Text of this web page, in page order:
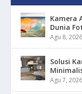
Kamera
Dunia
Agu 8, 2026
Solusi
Agu 7, 2026